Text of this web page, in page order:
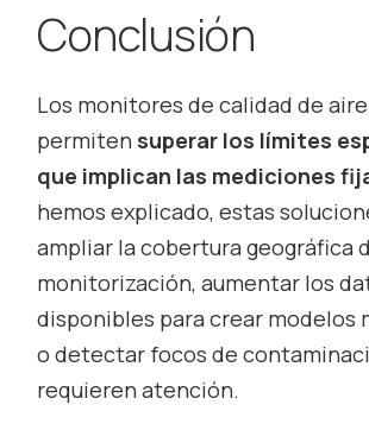
Conclusión
Los monitores de calidad de
permiten superar los límites
que implican las mediciones
hemos explicado, estas
ampliar la cobertura geográfica
monitorización, aumentar los
disponibles para crear modelos
o detectar focos de
requieren atención.